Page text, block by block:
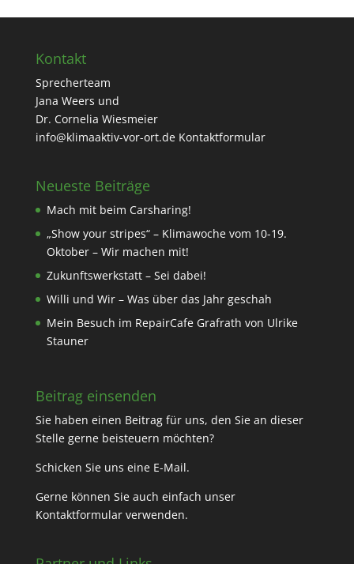
Kontakt
Sprecherteam
Jana Weers und
Dr. Cornelia Wiesmeier
info@klimaaktiv-vor-ort.de Kontaktformular
Neueste Beiträge
Mach mit beim Carsharing!
„Show your stripes“ – Klimawoche vom 10-19.
Oktober – Wir machen mit!
Zukunftswerkstatt – Sei dabei!
Willi und Wir – Was über das Jahr geschah
Mein Besuch im RepairCafe Grafrath von Ulrike
Stauner
Beitrag einsenden
Sie haben einen Beitrag für uns, den Sie an dieser
Stelle gerne beisteuern möchten?
Schicken Sie uns eine E-Mail.
Gerne können Sie auch einfach unser
Kontaktformularverwenden.